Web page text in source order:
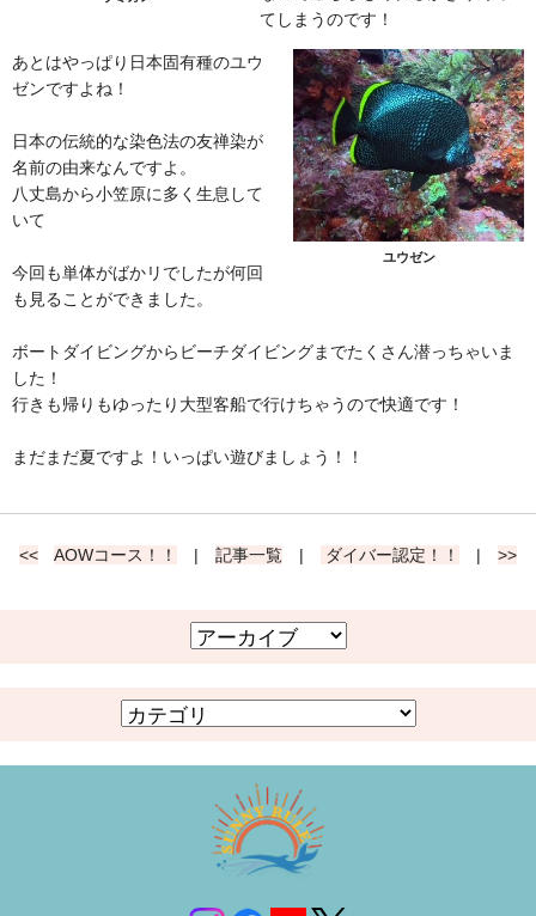
てしまうのです！
ユウゼン
あとはやっぱり日本固有種のユウ
ゼンですよね！
日本の伝統的な染色法の友禅染が
名前の由来なんですよ。
八丈島から小笠原に多く生息して
いて
今回も単体がばかリでしたが何回
も見ることができました。
ボートダイビングからビーチダイビングまでたくさん潜っちゃいま
した！
行きも帰りもゆったり大型客船で行けちゃうので快適です！
まだまだ夏ですよ！いっぱい遊びましょう！！
<< AOWコース！！ | 記事一覧 | ダイバー認定！！ | >>